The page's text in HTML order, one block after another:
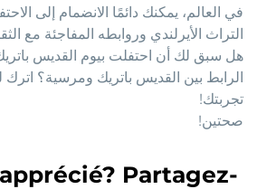
في العالم، يمكنك دائمًا الانضمام إلى
التراث الأيرلندي وروابطه المفاجئة مع
هل سبق لك أن احتفلت بيوم القديس
الرابط بين القديس باتريك ومرسية؟ اترك
تجربتك!
صحتين!
Partagez-